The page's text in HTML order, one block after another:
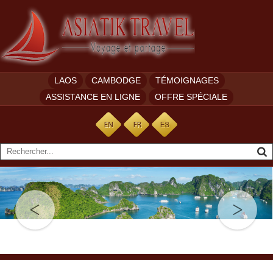
LAOS CAMBODGE
TÉMOIGNAGES
ASSISTANCE EN LIGNE
OFFRE SPÉCIALE